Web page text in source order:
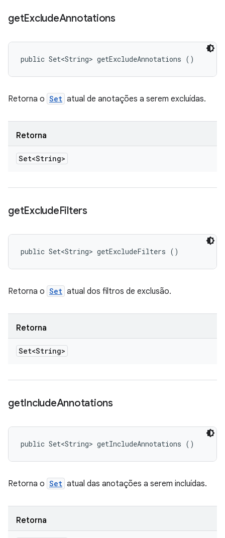
getExcludeAnnotations
public Set<String> getExcludeAnnotations ()
Retorna o Set atual de anotações a serem excluídas.
Retorna
Set<String>
getExcludeFilters
public Set<String> getExcludeFilters ()
Retorna o Set atual dos filtros de exclusão.
Retorna
Set<String>
getIncludeAnnotations
public Set<String> getIncludeAnnotations ()
Retorna o Set atual das anotações a serem incluídas.
Retorna